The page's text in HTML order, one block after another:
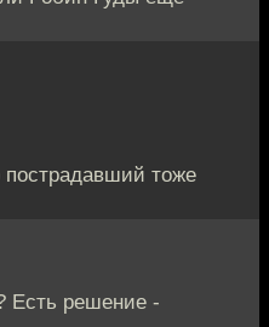
тоже
Есть решение -